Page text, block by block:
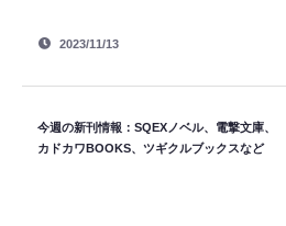
2023/11/13
今週の新刊情報：SQEXノベル、電撃文庫、
カドカワBOOKS、ツギクルブックスなど